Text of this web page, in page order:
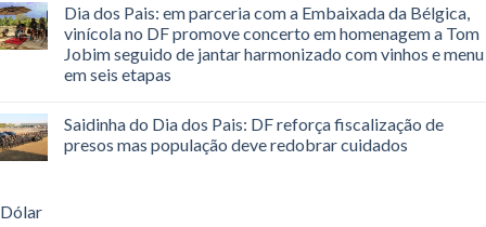
Dia dos Pais: em parceria com a Embaixada da Bélgica,
vinícola no DF promove concerto em homenagem a Tom
Jobim seguido de jantar harmonizado com vinhos e menu
em seis etapas
Saidinha do Dia dos Pais: DF reforça fiscalização de
presos mas população deve redobrar cuidados
Dólar